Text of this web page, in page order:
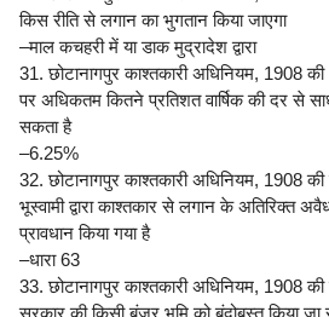
किस रीति से लगान का भुगतान किया जाएगा
–माल कचहरी में या डाक मुद्रादेश द्वारा
31. छोटानागपुर काश्तकारी अधिनियम, 1908
पर अधिकतम कितने प्रतिशत वार्षिक की दर से
सकता है
–6.25%
32. छोटानागपुर काश्तकारी अधिनियम, 1908
भूस्वामी द्वारा काश्तकार से लगान के अतिरिक्त
प्रावधान किया गया है
–धारा 63
33. छोटानागपुर काश्तकारी अधिनियम, 1908